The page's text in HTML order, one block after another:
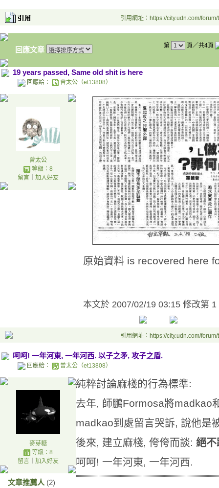
引用網址：https://city.udn.com/
回應文章 第 頁／共4頁
19 years passed, Same old shit is here
回應給： 曾太公（et13808）
曾太公
等級：8
留言｜ 加入好友
原始資料 is recovered here
本文於 2007/02/19 03:15 修改第 1
引用網址：https://city.udn.com/
呵呵! 一年河東, 一年河西. 以子之矛, 攻子之盾.
回應給： 曾太公（et13808）
麥芽糖
等級：8
留言｜ 加入好友
文章推薦人 (2)
純粹討論麻棧的行為標準:
去年, 師鵬Formosa將madkao
madkao到處留言哭訴, 說他是
後來, 建立麻棧, 侉侉而談: 絕不
呵呵! 一年河東, 一年河西.